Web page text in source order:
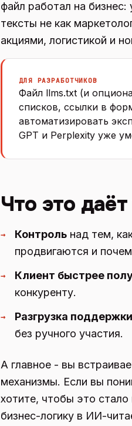
файл работал на
тексты не как
акциями, логистикой и
ДЛЯ РАЗРАБОТЧИКОВ
Файл llms.txt (и
списков, ссылки в
автоматизировать
GPT и Perplexity уже
Что это
→ Контроль над тем,
продвигаются и
→ Клиент быстрее
конкуренту.
→ Разгрузка
без ручного участия.
А главное - вы
механизмы. Если вы
хотите, чтобы это
бизнес-логику в ИИ-